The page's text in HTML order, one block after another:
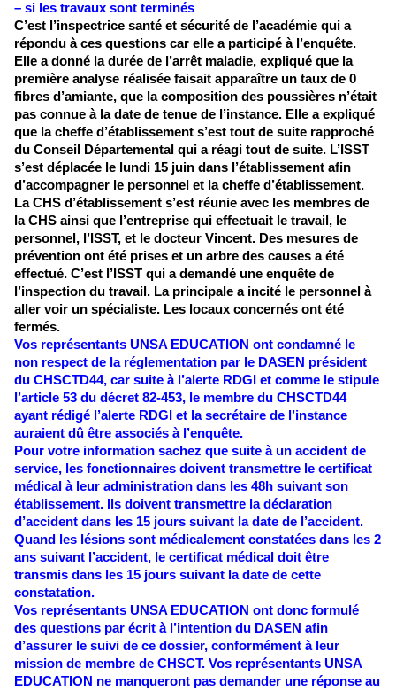
– si les travaux sont terminés
C’est l’inspectrice santé et sécurité de l’académie qui a
répondu à ces questions car elle a participé à l’enquête.
Elle a donné la durée de l’arrêt maladie, expliqué que la
première analyse réalisée faisait apparaître un taux de 0
fibres d’amiante, que la composition des poussières n’était
pas connue à la date de tenue de l’instance. Elle a expliqué
que la cheffe d’établissement s’est tout de suite rapproché
du Conseil Départemental qui a réagi tout de suite. L’ISST
s’est déplacée le lundi 15 juin dans l’établissement afin
d’accompagner le personnel et la cheffe d’établissement.
La CHS d’établissement s’est réunie avec les membres de
la CHS ainsi que l’entreprise qui effectuait le travail, le
personnel, l’ISST, et le docteur Vincent. Des mesures de
prévention ont été prises et un arbre des causes a été
effectué. C’est l’ISST qui a demandé une enquête de
l’inspection du travail. La principale a incité le personnel à
aller voir un spécialiste. Les locaux concernés ont été
fermés.
Vos représentants UNSA EDUCATION ont condamné le
non respect de la réglementation par le DASEN président
du CHSCTD44, car suite à l’alerte RDGI et comme le stipule
l’article 53 du décret 82-453, le membre du CHSCTD44
ayant rédigé l’alerte RDGI et la secrétaire de l’instance
auraient dû être associés à l’enquête.
Pour votre information sachez que suite à un accident de
service, les fonctionnaires doivent transmettre le certificat
médical à leur administration dans les 48h suivant son
établissement. Ils doivent transmettre la déclaration
d’accident dans les 15 jours suivant la date de l’accident.
Quand les lésions sont médicalement constatées dans les 2
ans suivant l’accident, le certificat médical doit être
transmis dans les 15 jours suivant la date de cette
constatation.
Vos représentants UNSA EDUCATION ont donc formulé
des questions par écrit à l’intention du DASEN afin
d’assurer le suivi de ce dossier, conformément à leur
mission de membre de CHSCT. Vos représentants UNSA
EDUCATION ne manqueront pas demander une réponse au